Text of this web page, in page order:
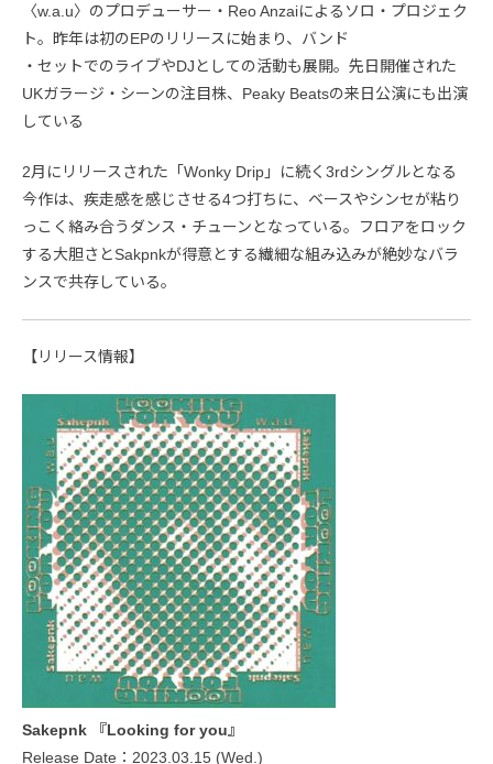
〈w.a.u〉のプロデューサー・Reo Anzaiによるソロ・プロジェク
ト。昨年は初のEPのリリースに始まり、バンド
・セットでのライブやDJとしての活動も展開。先日開催された
UKガラージ・シーンの注目株、Peaky Beatsの来日公演にも出演
している
2月にリリースされた「Wonky Drip」に続く3rdシングルとなる
今作は、疾走感を感じさせる4つ打ちに、ベースやシンセが粘り
っこく絡み合うダンス・チューンとなっている。フロアをロック
する大胆さとSakpnkが得意とする繊細な組み込みが絶妙なバラ
ンスで共存している。
【リリース情報】
Sakepnk 『Looking for you』
Release Date：2023.03.15 (Wed.)